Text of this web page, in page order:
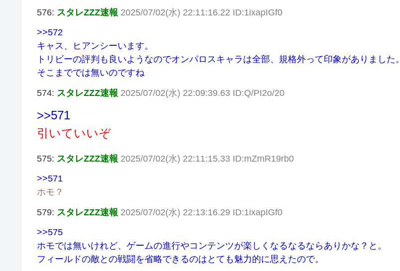
576: スタレZZZ速報 2025/07/02(水) 22:11:16.22 ID:1ixapIGf0
>>572
キャス、ヒアンシーいます。
トリビーの評判も良いようなのでオンパロスキャラは全部、規格外って印象がありました。
そこまででは無いのですね
574: スタレZZZ速報 2025/07/02(水) 22:09:39.63 ID:Q/PI2o/20
>>571
引いていいぞ
575: スタレZZZ速報 2025/07/02(水) 22:11:15.33 ID:mZmR19rb0
>>571
ホモ？
579: スタレZZZ速報 2025/07/02(水) 22:13:16.29 ID:1ixapIGf0
>>575
ホモでは無いけれど、ゲームの進行やコンテンツが楽しくなるなるならありかな？と。
フィールドの敵との戦闘を省略できるのはとても魅力的に思えたので。